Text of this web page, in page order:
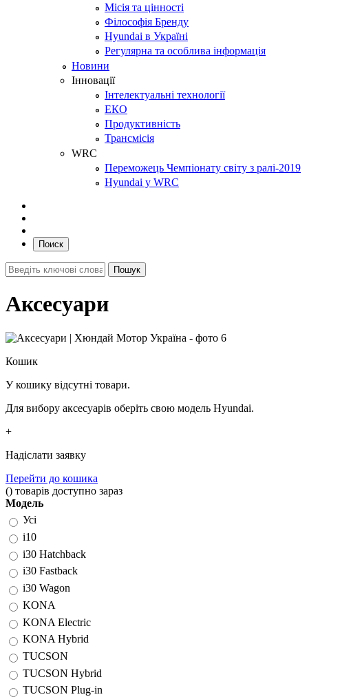
Місія та цінності
Філософія Бренду
Hyundai в Україні
Регулярна та особлива інформація
Новини
Інновації
Інтелектуальні технології
ЕКО
Продуктивність
Трансмісія
WRC
Переможець Чемпіонату світу з ралі-2019
Hyundai у WRC
Поиск
Аксесуари
Кошик
У кошику відсутні товари.
Для вибору аксесуарів оберіть свою модель Hyundai.
+
Надіслати заявку
Перейти до кошика
() товарів доступно зараз
Модель
Усі
i10
i30 Hatchback
i30 Fastback
i30 Wagon
KONA
KONA Electric
KONA Hybrid
TUCSON
TUCSON Hybrid
TUCSON Plug-in